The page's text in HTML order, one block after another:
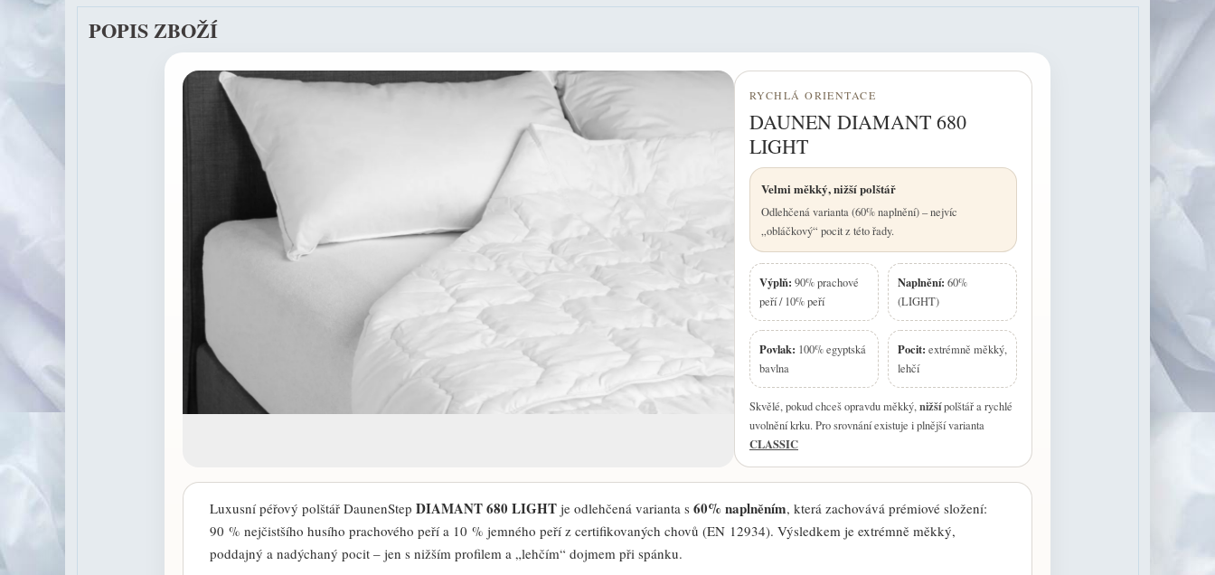
POPIS ZBOŽÍ
RYCHLÁ ORIENTACE
DAUNEN DIAMANT 680
LIGHT
Velmi měkký, nižší polštář
Odlehčená varianta (60% naplnění) – nejvíc
„obláčkový“ pocit z této řady.
Výplň: 90% prachové
peří / 10% peří
Naplnění: 60%
(LIGHT)
Povlak: 100% egyptská
bavlna
Pocit: extrémně měkký,
lehčí
Skvělé, pokud chceš opravdu měkký,nižšípolštář a rychlé
uvolnění krku. Pro srovnání existuje i plnější varianta
CLASSIC
Luxusní péřový polštář DaunenStep DIAMANT 680 LIGHTje odlehčená varianta s 60% naplněním, která zachovává prémiové složení:
90 % nejčistšího husího prachového peří a 10 % jemného peří z certifikovaných chovů (EN 12934). Výsledkem je extrémně měkký,
poddajný a nadýchaný pocit – jen s nižším profilem a „lehčím“ dojmem při spánku.